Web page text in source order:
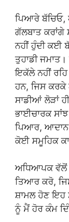
ਪਿਆਰੇ ਬੱਚਿਓ,
ਗੱਲਬਾਤ ਕਰਾਂਗੇ
ਨਹੀਂ ਹੁੰਦੀ ਕਈ
ਤੁਹਾਡੀ
ਇਕੱਲੇ ਨਹੀਂ
ਹਨ, ਜਿਸ ਕਰਕੇ
ਸਾਡੀਆਂ ਲੋੜਾਂ
ਭਾਈਚਾਰਕ
ਪਿਆਰ,
ਕੋਈ ਸਮੂਹਿਕ
ਅਧਿਆਪਕ ਵੱਲੋਂ
ਤਿਆਰ ਕਰੋ,
ਸ਼ਾਮਲ ਹੋਣ ਇਹ
ਨੂੰ ਮੈਂ ਹੋਰ ਕੰਮ